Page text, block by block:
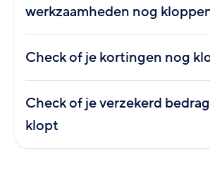
werkzaamheden nog
Check of je kortingen nog
Check of je verzekerd
klopt